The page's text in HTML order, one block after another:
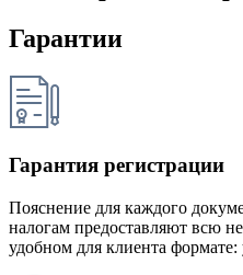
Гарантии
Гарантия регистрации
Пояснение для каждого
налогам предоставляют всю
удобном для клиента